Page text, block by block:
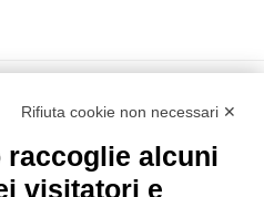
Rifiuta cookie non necessari ✕
raccoglie alcuni
visitatori e